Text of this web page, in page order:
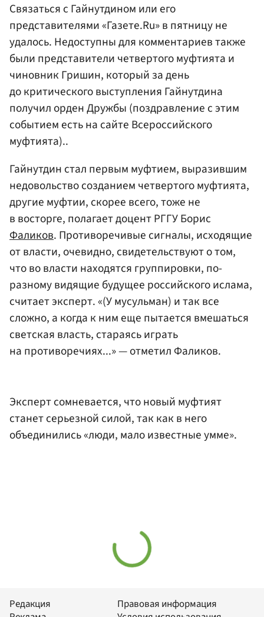
Связаться с Гайнутдином или его
представителями «Газете.Ru» в пятницу не
удалось. Недоступны для комментариев также
были представители четвертого муфтията и
чиновник Гришин, который за день
до критического выступления Гайнутдина
получил орден Дружбы (поздравление с этим
событием есть на сайте Всероссийского
муфтията)..
Гайнутдин стал первым муфтием, выразившим
недовольство созданием четвертого муфтията,
другие муфтии, скорее всего, тоже не
в восторге, полагает доцент РГГУ Борис
Фаликов. Противоречивые сигналы, исходящие
от власти, очевидно, свидетельствуют о том,
что во власти находятся группировки, по-
разному видящие будущее российского ислама,
считает эксперт. «(У мусульман) и так все
сложно, а когда к ним еще пытается вмешаться
светская власть, стараясь играть
на противоречиях...» — отметил Фаликов.
Эксперт сомневается, что новый муфтият
станет серьезной силой, так как в него
объединились «люди, мало известные умме».
Редакция
Правовая информация